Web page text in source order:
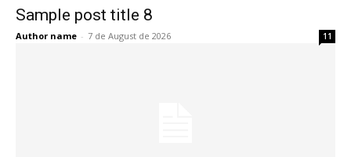
Sample post title 8
Author name - 7 de August de 2026 11